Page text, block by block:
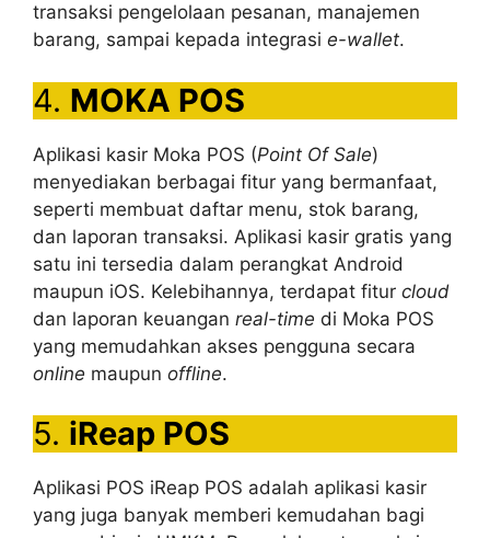
transaksi pengelolaan pesanan, manajemen
barang, sampai kepada integrasi e-wallet.
4. MOKA POS
Aplikasi kasir Moka POS (Point Of Sale)
menyediakan berbagai fitur yang bermanfaat,
seperti membuat daftar menu, stok barang,
dan laporan transaksi. Aplikasi kasir gratis yang
satu ini tersedia dalam perangkat Android
maupun iOS. Kelebihannya, terdapat fitur cloud
dan laporan keuangan real-time di Moka POS
yang memudahkan akses pengguna secara
online maupun offline.
5. iReap POS
Aplikasi POS iReap POS adalah aplikasi kasir
yang juga banyak memberi kemudahan bagi